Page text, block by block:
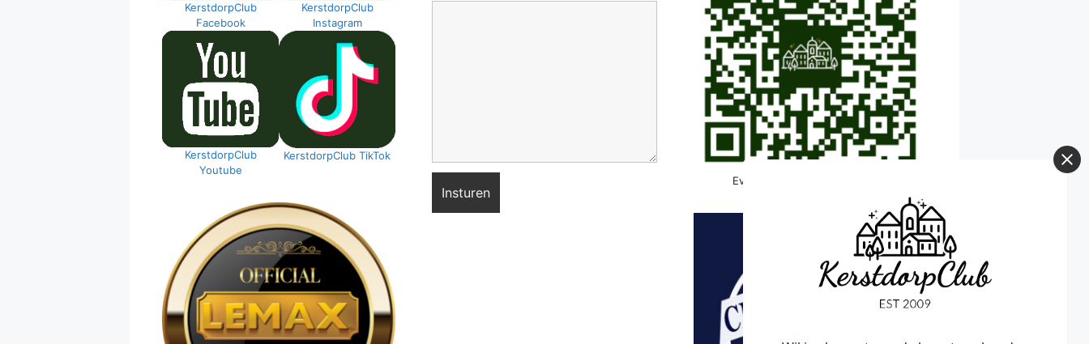
KerstdorpClub
Facebook
KerstdorpClub
Youtube
KerstdorpClub
Instagram
KerstdorpClub TikTok
Even scannen met je telefoon!